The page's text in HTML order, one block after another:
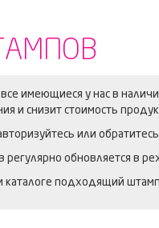
имеющиеся у нас в
и снизит стоимость
или
обновляется в
подходящий